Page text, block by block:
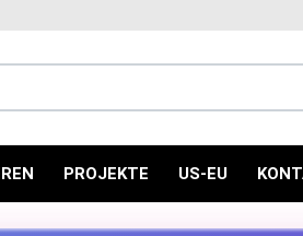
PROJEKTE US-EU